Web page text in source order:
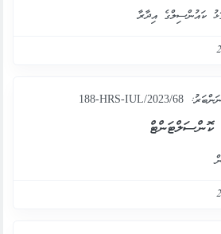
ކައުންސިލްގެ އިދާރާ
ނަންބަރު: 188-HRS-IUL/2023/68
ކޮންސަލްޓަންޓް